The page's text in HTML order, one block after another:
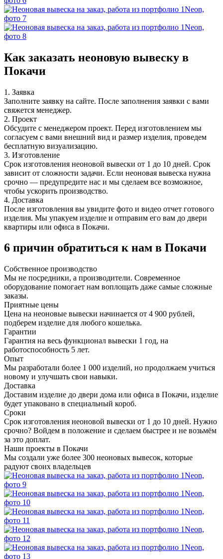
Как заказать неоновую вывеску в
Покачи
1. Заявка
Заполните заявку на сайте. После заполнения заявки с вами
свяжется менеджер.
2. Проект
Обсудите с менеджером проект. Перед изготовлением мы
согласуем с вами внешний вид и размер изделия, проведем
бесплатную визуализацию.
3. Изготовление
Срок изготовления неоновой вывески от 1 до 10 дней. Срок
зависит от сложности задачи. Если неоновая вывеска нужна
срочно — предупредите нас и мы сделаем все возможное,
чтобы ускорить производство.
4. Доставка
После изготовления вы увидите фото и видео отчет готового
изделия. Мы упакуем изделие и отправим его вам до двери
квартиры или офиса в Покачи.
6 причин обратиться к нам в Покачи
Собственное производство
Мы не посредники, а производители. Современное
оборудование помогает нам воплощать даже самые сложные
заказы.
Приятные цены
Цена на неоновые вывески начинается от 4 900 рублей,
подберем изделие для любого кошелька.
Гарантии
Гарантия на весь функционал вывески 1 год, на
работоспособность 5 лет.
Опыт
Мы разработали более 1 000 изделий, но продолжаем учиться
новому и улучшать свои навыки.
Доставка
Доставим изделие до двери дома или офиса в Покачи, изделие
будет упаковано в специальный короб.
Сроки
Срок изготовления неоновой вывески от 1 до 10 дней. Нужно
срочно? Войдем в положение и сделаем быстрее и не возьмём
за это доплат.
Наши проекты в Покачи
Мы создали уже более 300 неоновых вывесок, которые
радуют своих владельцев